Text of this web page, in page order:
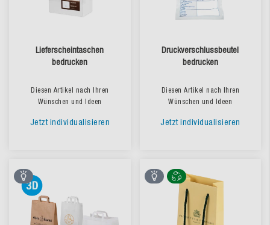
Lieferscheintaschen
bedrucken
Diesen Artikel nach Ihren
Wünschen und Ideen
Jetzt individualisieren
Druckverschlussbeutel
bedrucken
Diesen Artikel nach Ihren
Wünschen und Ideen
Jetzt individualisieren